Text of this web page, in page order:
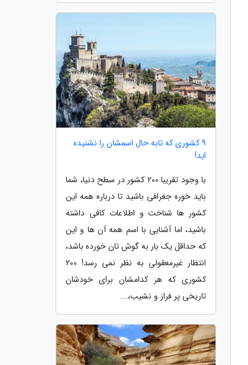
9 کشوری که تابه حال اسمشان را نشنیده
اید!
با وجود تقریبا 200 کشور در سطح دنیا، شما
باید خوره جغرافی باشید تا درباره همه این
کشور ها شناخت و اطلاعات کافی داشته
باشید، اما آشنایی با اسم همه آن ها و این
که حداقل یک بار به گوش تان خورده باشد،
انتظار غیرمعقولی به نظر نمی رسد! 200
کشوری که هر کدامشان برای خودشان
تاریخی پر فراز و نشیب،...